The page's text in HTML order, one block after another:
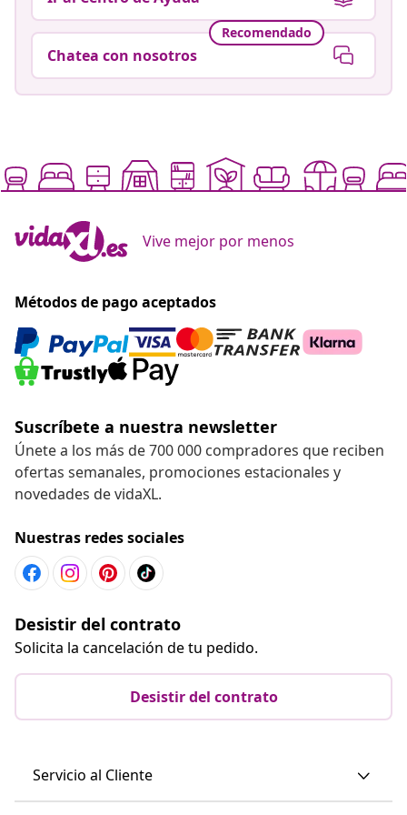
Recomendado
Chatea con nosotros
Vive mejor por menos
Métodos de pago aceptados
Suscríbete a nuestra newsletter
Únete a los más de 700 000 compradores que reciben
ofertas semanales, promociones estacionales y
novedades de vidaXL.
Nuestras redes sociales
Desistir del contrato
Solicita la cancelación de tu pedido.
Desistir del contrato
Servicio al Cliente